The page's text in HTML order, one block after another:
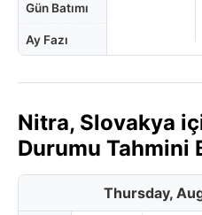
Gün Batımı
Ay Fazı
Nitra, Slovakya
Durumu Tahmini
Thursday,